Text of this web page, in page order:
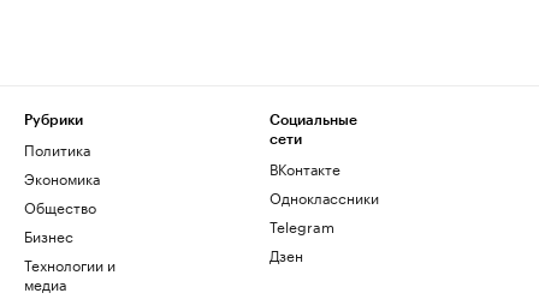
Рубрики
Политика
Экономика
Общество
Бизнес
Технологии и
медиа
Социальные
сети
ВКонтакте
Одноклассники
Telegram
Дзен